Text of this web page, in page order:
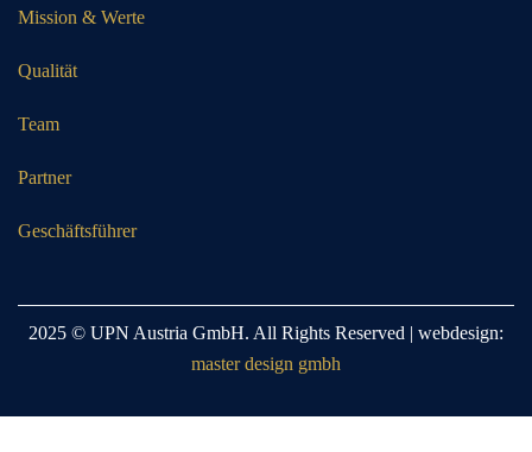
Mission & Werte
Qualität
Team
Partner
Geschäftsführer
2025 © UPN Austria GmbH. All Rights Reserved | webdesign:
master design gmbh